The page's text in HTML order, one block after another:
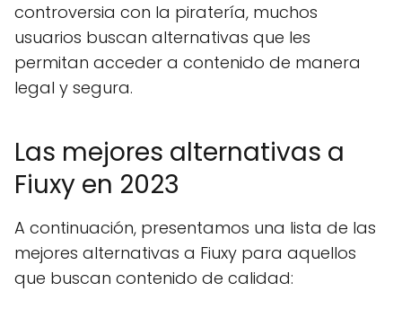
controversia con la piratería, muchos
usuarios buscan alternativas que les
permitan acceder a contenido de manera
legal y segura.
Las mejores alternativas a
Fiuxy en 2023
A continuación, presentamos una lista de las
mejores alternativas a Fiuxy para aquellos
que buscan contenido de calidad: